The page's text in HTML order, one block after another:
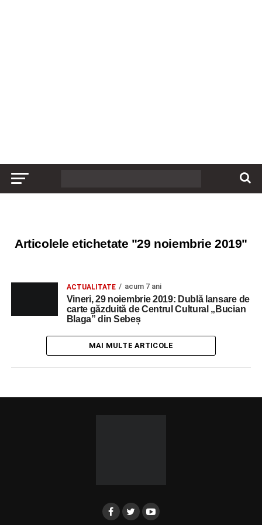
Articolele etichetate "29 noiembrie 2019"
ACTUALITATE acum 7 ani
Vineri, 29 noiembrie 2019: Dublă lansare de
carte găzduită de Centrul Cultural „Bucian
Blaga” din Sebeș
MAI MULTE ARTICOLE